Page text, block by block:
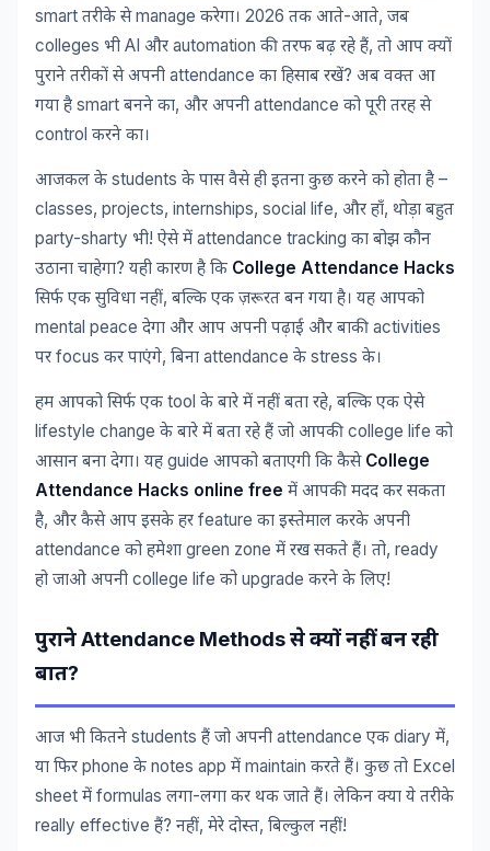
smart तरीके सेmanage करेगा। 2026 तक आते-आते, जब
colleges भी AI और automation की तरफ बढ़ रहे हैं, तो आप क्यों
पुराने तरीकों से अपनी attendance का हिसाब रखें? अब वक्त आ
गया है smart बनने का, और अपनी attendance को पूरी तरह से
control करने का।
आजकल के students के पास वैसे ही इतना कुछ करने को होता है –
classes, projects, internships, social life, और हाँ, थोड़ा बहुत
party-sharty भी! ऐसे में attendance tracking का बोझ कौन
उठाना चाहेगा? यही कारण है कि College Attendance Hacks
सिर्फ एक सुविधा नहीं, बल्कि एक ज़रूरत बन गया है। यह आपको
mental peace देगा और आप अपनी पढ़ाई और बाकी activities
पर focus कर पाएंगे, बिना attendance के stress के।
हम आपको सिर्फ एक tool के बारे में नहीं बता रहे, बल्कि एक ऐसे
lifestyle change के बारे में बता रहे हैं जो आपकी college life को
आसान बना देगा। यह guide आपको बताएगी कि कैसे College
Attendance Hacks online free में आपकी मदद कर सकता
है, और कैसे आप इसके हर feature का इस्तेमाल करके अपनी
attendance को हमेशा green zone में रख सकते हैं। तो, ready
हो जाओ अपनी college life को upgrade करने के लिए!
पुरानेAttendance Methodsसेक्योंनहींबनरही
बात?
आज भी कितने students हैं जो अपनी attendance एक diary में,
या फिर phone के notes app में maintain करते हैं। कुछ तो Excel
sheet में formulas लगा-लगा कर थक जाते हैं। लेकिन क्या ये तरीके
really effective हैं? नहीं, मेरे दोस्त, बिल्कुल नहीं!